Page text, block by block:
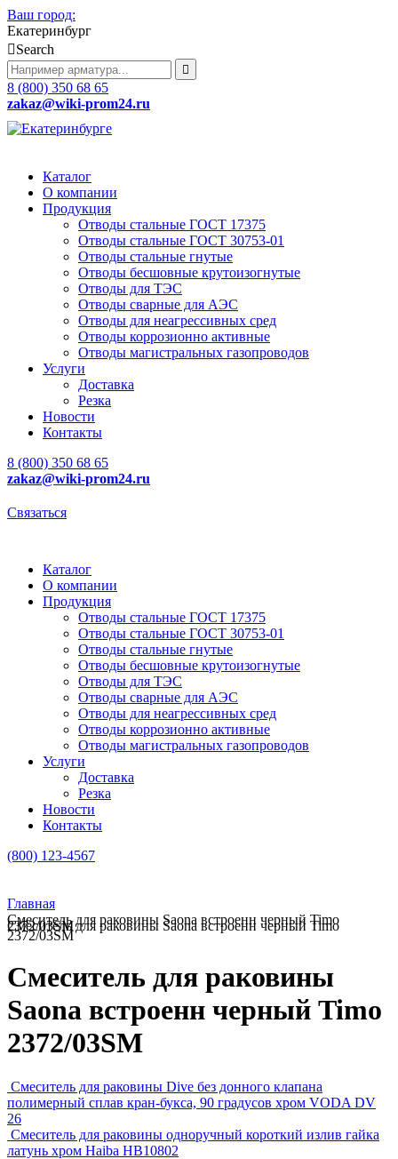
Ваш город:
Екатеринбург
Search
8 (800) 350 68 65
zakaz@wiki-prom24.ru
Каталог
О компании
Продукция
Отводы стальные ГОСТ 17375
Отводы стальные ГОСТ 30753-01
Отводы стальные гнутые
Отводы бесшовные крутоизогнутые
Отводы для ТЭС
Отводы сварные для АЭС
Отводы для неагрессивных сред
Отводы коррозионно активные
Отводы магистральных газопроводов
Услуги
Доставка
Резка
Новости
Контакты
8 (800) 350 68 65
zakaz@wiki-prom24.ru
Связаться
Каталог
О компании
Продукция
Отводы стальные ГОСТ 17375
Отводы стальные ГОСТ 30753-01
Отводы стальные гнутые
Отводы бесшовные крутоизогнутые
Отводы для ТЭС
Отводы сварные для АЭС
Отводы для неагрессивных сред
Отводы коррозионно активные
Отводы магистральных газопроводов
Услуги
Доставка
Резка
Новости
Контакты
(800) 123-4567
Главная
Смеситель для раковины Saona встроенн черный Timo
2372/03SM
Смеситель для раковины Saona встроенн черный Timo 2372/03SM
Смеситель для раковины
Saona встроенн черный Timo
2372/03SM
Смеситель для раковины Dive без донного клапана
полимерный сплав кран-букса, 90 градусов хром VODA DV
26
Смеситель для раковины одноручный короткий излив гайка
латунь хром Haiba HB10802